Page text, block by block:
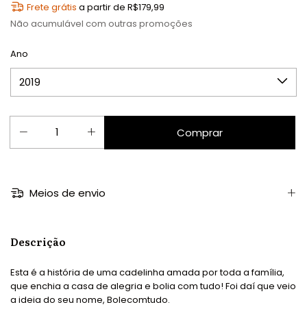
Frete grátis a partir de R$179,99
Não acumulável com outras promoções
Ano
Meios de envio
Descrição
Esta é a história de uma cadelinha amada por toda a família,
que enchia a casa de alegria e bolia com tudo! Foi daí que veio
a ideia do seu nome, Bolecomtudo.